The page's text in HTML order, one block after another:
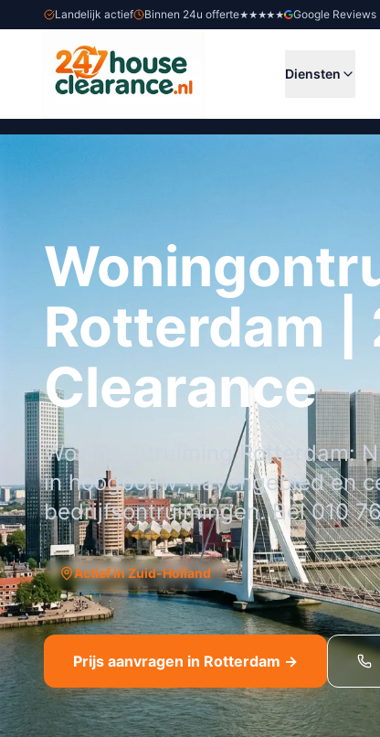
Landelijk actief Binnen 24u offerte★★★★★ Google Reviews
Diensten
Rotterdam |
Clearance
Woningontruiming Rotterdam:
in hoogbouw, havengebied en
bedrijfsontruimingen. Bel 010
Actief in Zuid-Holland
Prijs aanvragen in Rotterdam →